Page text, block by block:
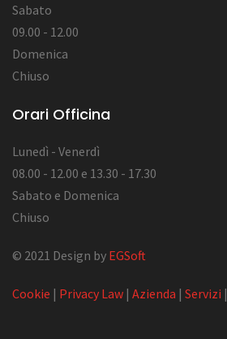
Sabato
09.00 - 12.00
Domenica
Chiuso
Orari Officina
Lunedì - Venerdì
08.00 - 12.00 e 13.30 - 17.30
Sabato e Domenica
Chiuso
© 2021 Design by EGSoft
Cookie | Privacy Law | Azienda | Servizi |